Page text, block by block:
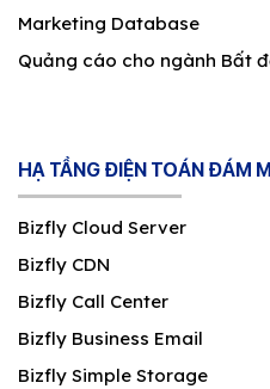
Marketing Database
Quảng cáo cho ngành Bất
HẠ TẦNG ĐIỆN TOÁN ĐÁM
Bizfly Cloud Server
Bizfly CDN
Bizfly Call Center
Bizfly Business Email
Bizfly Simple Storage